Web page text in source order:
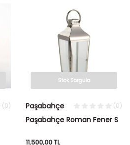
(0)
Stok Sorgula
Paşabahçe (0)
Paşabahçe Roman Fener S
11.500,00TL